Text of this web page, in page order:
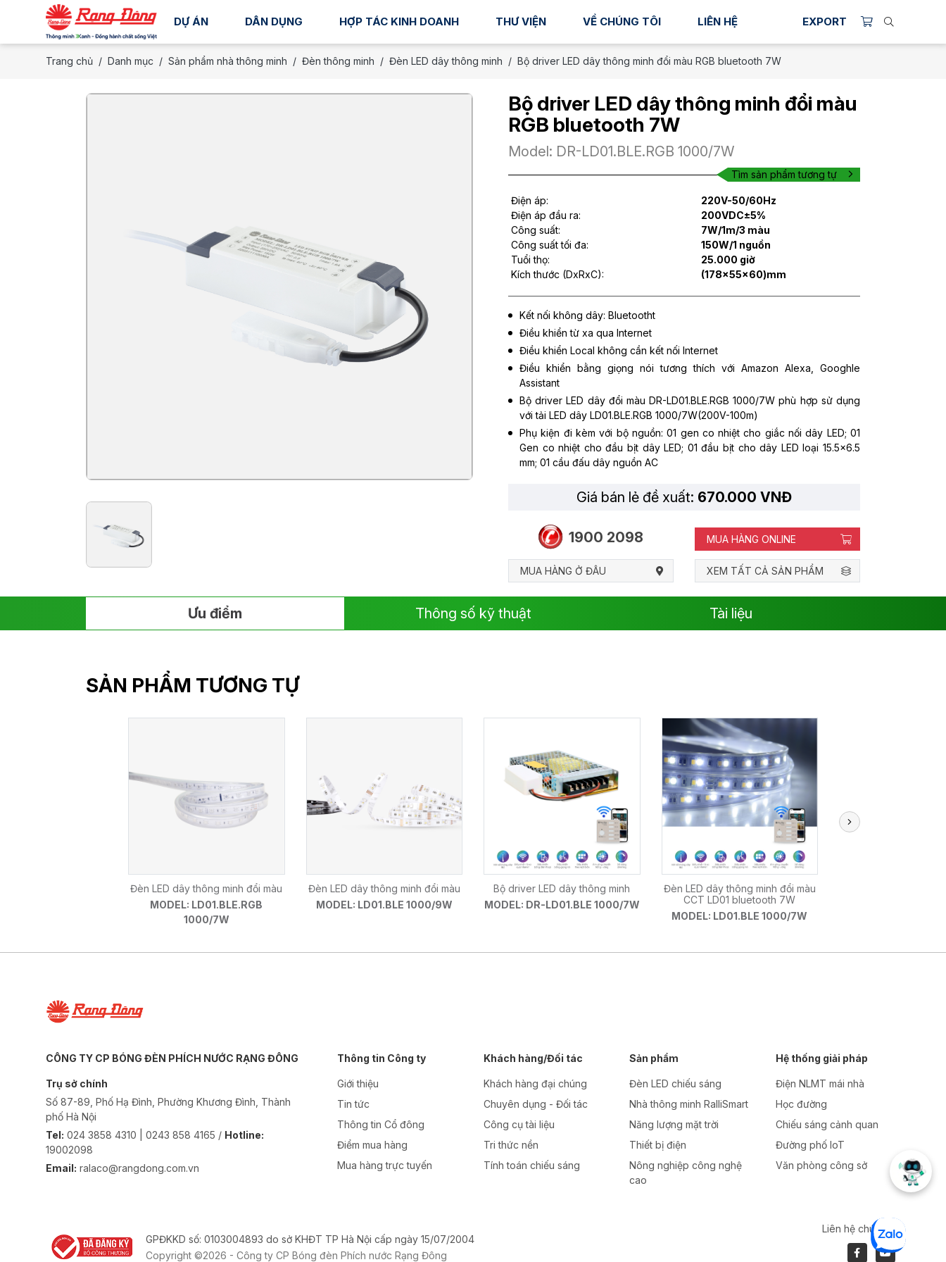
DỰ ÁN DÂN DỤNG HỢP TÁC KINH DOANH THƯ VIỆN VỀ CHÚNG TÔI LIÊN HỆ EXPORT
Trang chủ Danh mục Sản phẩm nhà thông minh Đèn thông minh Đèn LED dây thông minh Bộ driver LED dây thông minh đổi màu RGB bluetooth 7W
Bộ driver LED dây thông minh đổi màu
RGB bluetooth 7W
Model: DR-LD01.BLE.RGB 1000/7W
Tìm sản phẩm tương tự
Điện áp:
220V-50/60Hz
Điện áp đầu ra:
200VDC±5%
Công suất:
7W/1m/3 màu
Công suất tối đa:
150W/1 nguồn
Tuổi thọ:
25.000 giờ
Kích thước (DxRxC):
(178x55x60)mm
Kết nối không dây: Bluetootht
Điều khiển từ xa qua Internet
Điều khiển Local không cần kết nối Internet
Điều khiển bằng giọng nói tương thích với Amazon Alexa, Googhle
Assistant
Bộ driver LED dây đổi màu DR-LD01.BLE.RGB 1000/7W phù hợp sử dụng
với tải LED dây LD01.BLE.RGB 1000/7W(200V-100m)
Phụ kiện đi kèm với bộ nguồn: 01 gen co nhiệt cho giắc nối dây LED; 01
Gen co nhiệt cho đầu bịt dây LED; 01 đầu bịt cho dây LED loại 15.5x6.5
mm; 01 cầu đấu dây nguồn AC
Giá bán lẻ đề xuất: 670.000 VNĐ
1900 2098 MUA HÀNG ONLINE
MUA HÀNG Ở ĐÂU XEM TẤT CẢ SẢN PHẨM
Ưu điểm Thông số kỹ thuật Tài liệu
SẢN PHẨM TƯƠNG TỰ
Đèn LED dây thông minh đổi màu
MODEL: LD01.BLE.RGB
1000/7W
Đèn LED dây thông minh đổi màu
MODEL: LD01.BLE 1000/9W
Bộ driver LED dây thông minh
MODEL: DR-LD01.BLE 1000/7W
Đèn LED dây thông minh đổi màu
CCT LD01 bluetooth 7W
MODEL: LD01.BLE 1000/7W
CÔNG TY CP BÓNG ĐÈN PHÍCH NƯỚC RẠNG ĐÔNG
Trụ sở chính
Số 87-89, Phố Hạ Đình, Phường Khương Đình, Thành
phố Hà Nội
Tel: 024 3858 4310 | 0243 858 4165 / Hotline:
19002098
Email: ralaco@rangdong.com.vn
Thông tin Công ty
Giới thiệu
Tin tức
Thông tin Cổ đông
Điểm mua hàng
Mua hàng trực tuyến
Khách hàng/Đối tác
Khách hàng đại chúng
Chuyên dụng - Đối tác
Công cụ tài liệu
Tri thức nền
Tính toán chiếu sáng
Sản phẩm
Đèn LED chiếu sáng
Nhà thông minh RalliSmart
Năng lượng mặt trời
Thiết bị điện
Nông nghiệp công nghệ
cao
Hệ thống giải pháp
Điện NLMT mái nhà
Học đường
Chiếu sáng cảnh quan
Đường phố IoT
Văn phòng công sở
GPĐKKD số: 0103004893 do sở KHĐT TP Hà Nội cấp ngày 15/07/2004
Copyright ©2026 - Công ty CP Bóng đèn Phích nước Rạng Đông
Liên hệ chúng tôi